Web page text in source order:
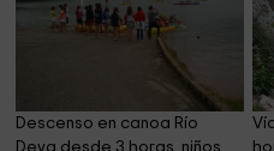
Descenso en canoa Río
Deva desde 3 horas, niños